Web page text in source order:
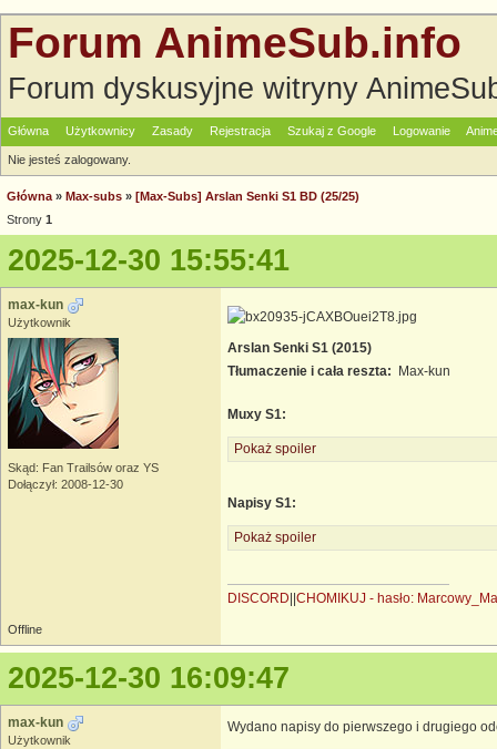
Forum AnimeSub.info
Forum dyskusyjne witryny
Główna Użytkownicy Zasady Rejestracja Szukaj z Google Logowanie
Nie jesteś zalogowany.
Główna » Max-subs » [Max-Subs] Arslan Senki S1 BD (25/25)
Strony 1
2025-12-30 15:55:41
max-kun
Użytkownik
Skąd: Fan Trailsów oraz YS
Dołączył: 2008-12-30
Arslan Senki S1 (2015)
Tłumaczenie i cała reszta: Max-kun
Muxy S1:
Pokaż spoiler
Napisy S1:
Pokaż spoiler
DISCORD CHOMIKUJ - hasło:
Offline
2025-12-30 16:09:47
max-kun
Użytkownik
Wydano napisy do pierwszego i drugiego